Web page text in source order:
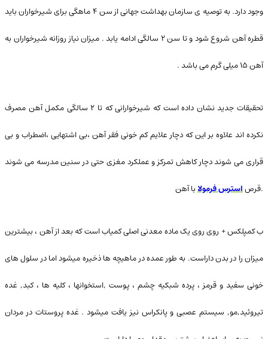
وجود دارد. به توصیه ی سازمان بهداشت جهانی از سن ۴ ماهگی برای شیرخواران باید
قطره آهن شروع شود و تا سن ۲ سالگی ادامه یابد . میزان نیاز روزانه شیرخواران به
آهن ۱۵ میلی گرم می باشد .
تحقیقات جدید نشان داده است که شیرخوارانی که تا ۲ سالگی مکمل آهن مصرف
نکرده اند علاوه بر این که دچار علایم کم خونی فقر آهن ،بی اشتهایی ،اضطراب و بی
قراری می شوند دچار کاهش تمرکز و عملکرد مغزی حتی در سنین مدرسه می شوند
.قرصاسترس فرمولابا آهن
ب کمپلکس + روی روی یک ماده معدنی اصلی کمیاب است که بعد از آهن ، بیشترین
میزان را در بدن داراست. به طور عمده در ماهیچه ها ذخیره میشود اما در سلول های
خونی سفید و قرمز ، پرده شبکیه چشم ، پوست ,استخوانها ، کلیه ها ، کبد, غده
تیروئید,مو, سیستم عصبی و پانکراس نیز یافت میشود . غده پروستات در مردان